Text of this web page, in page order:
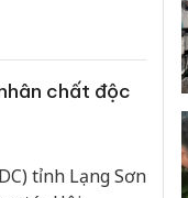
chất độc
tỉnh Lạng Sơn
án sản xuất, buôn
bán yến sào giả
buôn bán bình sữa